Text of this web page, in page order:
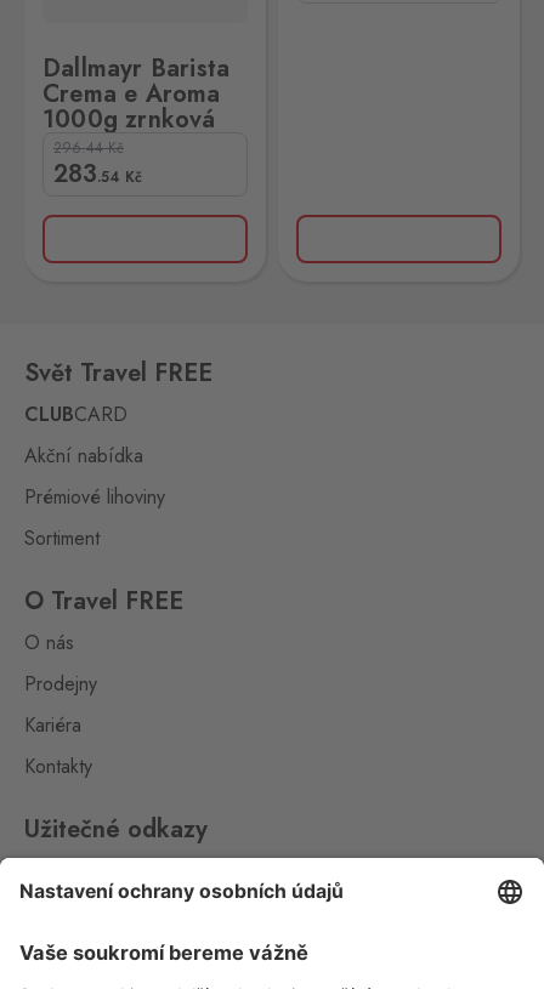
Dallmayr Barista
Crema e Aroma
1000g zrnková
296.44Kč
283.54 Kč
Svět Travel FREE
CLUBCARD
Akční nabídka
Prémiové lihoviny
Sortiment
O Travel FREE
O nás
Prodejny
Kariéra
Kontakty
Užitečné odkazy
Ochrana osobních údajů